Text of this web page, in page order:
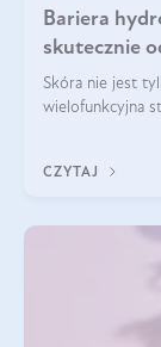
Bariera
skutecznie
Skóra nie jest
wielofunkcyjna
bariera
CZYTAJ